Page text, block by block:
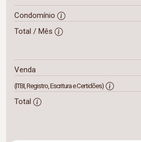
Condomínio
Total / Mês
Venda
(ITBI, Registro, Escritura e Certidões)
Total